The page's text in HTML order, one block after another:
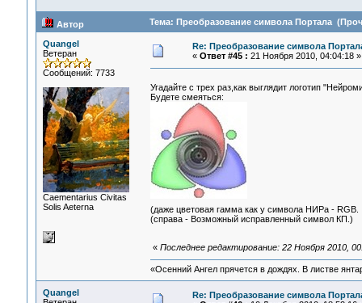
Автор Тема: Преобразование символа Портала
Quangel
Ветеран
Сообщений: 7733
Сaementarius Civitas
Solis Aeterna
Re: Преобразование символа
« Ответ #45 : 21 Ноября 2010, 04:04:18 »
Угадайте с трех раз,как выглядит логотип
Будете смеяться:
(даже цветовая гамма как у символа НИРа -
(справа - Возможный исправленный символ КП.)
« Последнее редактирование: 22 Ноября 2010,
«Осенний Ангел прячется в дождях. В листве
Quangel
Re: Преобразование символа